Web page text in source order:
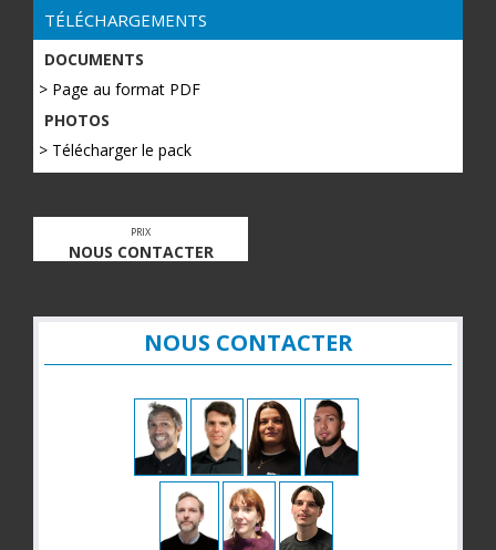
TÉLÉCHARGEMENTS
DOCUMENTS
> Page au format PDF
PHOTOS
> Télécharger le pack
PRIX
NOUS CONTACTER
NOUS CONTACTER